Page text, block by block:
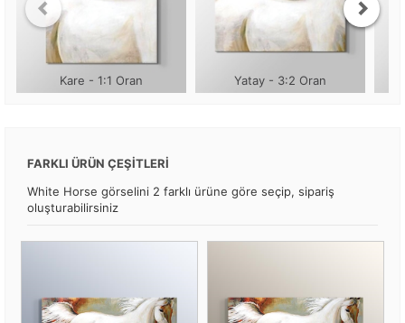
Kare - 1:1 Oran Yatay - 3:2 Oran
FARKLI ÜRÜN ÇEŞİTLERİ
White Horse görselini 2 farklı ürüne göre seçip, sipariş
oluşturabilirsiniz